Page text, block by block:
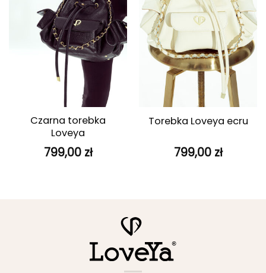
Czarna torebka
Loveya
799,00 zł
Torebka Loveya ecru
799,00 zł